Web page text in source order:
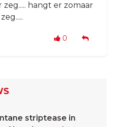
hangt er zomaar
0
striptease in